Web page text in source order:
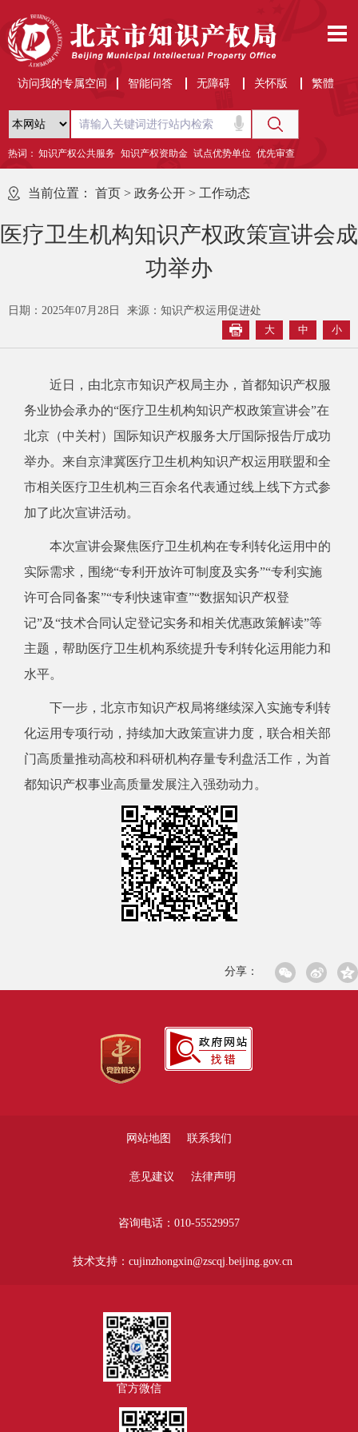
访问我的专属空间 智能问答 无障碍 关怀版 繁體
热词： 知识产权公共服务 知识产权资助金 试点优势单位 优先审查
当前位置： 首页 > 政务公开 > 工作动态
医疗卫生机构知识产权政策宣讲会成
功举办
日期：2025年07月28日
来源：知识产权运用促进处
大
中 小
近 日， 由北京市知识产权局主办，首都知识产权服
务业协会承办的“医疗卫生机构知识产权政策宣讲会”在
北京（中关村）国际知识产权服务大厅国际报告厅成功
举办。来自京津冀医疗卫生机构知识产权运用联盟和全
市相关医疗卫生机构三百余名代表通过线上线下方式参
加了此次宣讲活动。
本次宣讲会聚焦医疗卫生机构在专利转化运用中的
实际需求，围绕“专利开放许可制度及实务”“专利实施
许可合同备案”“专利快速审查”“数据知识产权登
记”及“技术合同认定登记实务和相关优惠政策解读”等
主题，帮助医疗卫生机构系统提升专利转化运用能力和
水平。
下一步，北京市知识产权局将继续深入实施专利转
化运用专项行动，持续加大政策宣讲力度，联合相关部
门高质量推动高校和科研机构存量专利盘活工作，为首
都知识产权事业高质量发展注入强劲动力。
分享：
网站地图 联系我们
意见建议 法律声明
咨询电话：010-55529957
技术支持：cujinzhongxin@zscqj.beijing.gov.cn
官方微信